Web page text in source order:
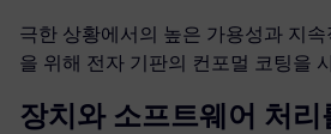
극한 상황에서의 높은 가용성과 지
을 위해 전자 기판의 컨포멀 코팅을
장치와 소프트웨어 처리